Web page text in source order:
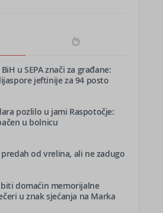
u SEPA znači za građane:
jeftinije za 94 posto
pozlilo u jami Raspotočje:
u bolnicu
od vrelina, ali ne zadugo
domaćin memorijalne
u znak sjećanja na Marka